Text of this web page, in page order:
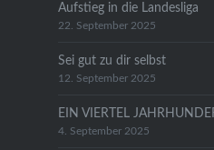
Aufstieg in die Landesliga
22. September 2025
Sei gut zu dir selbst
12. September 2025
EIN VIERTEL
4. September 2025